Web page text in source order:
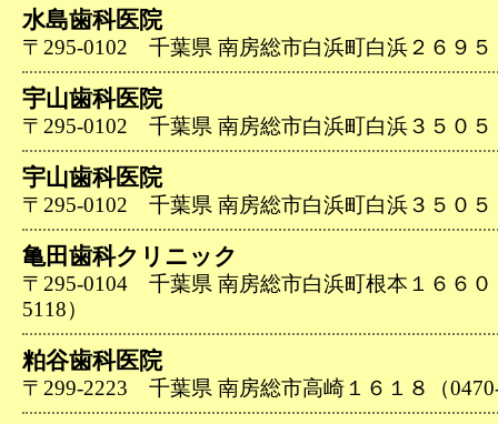
水島歯科医院
〒295-0102 千葉県 南房総市白浜町白浜２６９５
宇山歯科医院
〒295-0102 千葉県 南房総市白浜町白浜３５０５
宇山歯科医院
〒295-0102 千葉県 南房総市白浜町白浜３５０５
亀田歯科クリニック
〒295-0104 千葉県 南房総市白浜町根本１６６０
5118）
粕谷歯科医院
〒299-2223 千葉県 南房総市高崎１６１８（